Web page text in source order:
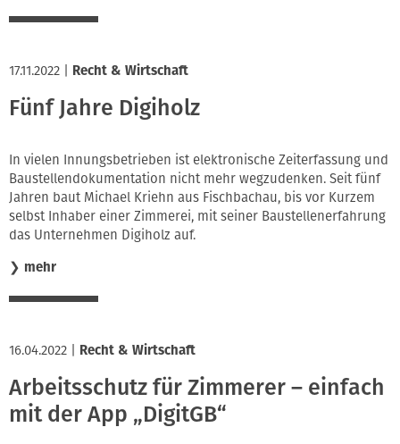
17.11.2022 Recht & Wirtschaft
Fünf Jahre Digiholz
In vielen Innungsbetrieben ist elektronische Zeiterfassung und
Baustellendokumentation nicht mehr wegzudenken. Seit fünf
Jahren baut Michael Kriehn aus Fischbachau, bis vor Kurzem
selbst Inhaber einer Zimmerei, mit seiner Baustellenerfahrung
das Unternehmen Digiholz auf.
❯ mehr
16.04.2022 Recht & Wirtschaft
Arbeitsschutz für Zimmerer – einfach
mit der App „DigitGB“